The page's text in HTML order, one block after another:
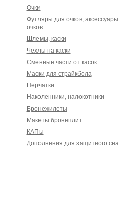
Очки
Футляры для очков,
очков
Шлемы, каски
Чехлы на каски
Сменные части от касок
Маски для страйкбола
Перчатки
Наколенники, налокотники
Бронежилеты
Макеты бронеплит
КАПы
Дополнения для защитного